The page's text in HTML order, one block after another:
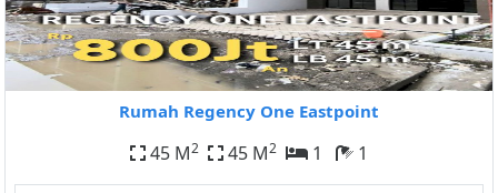
Rumah Regency One Eastpoint
45 M2 45 M2 1 1